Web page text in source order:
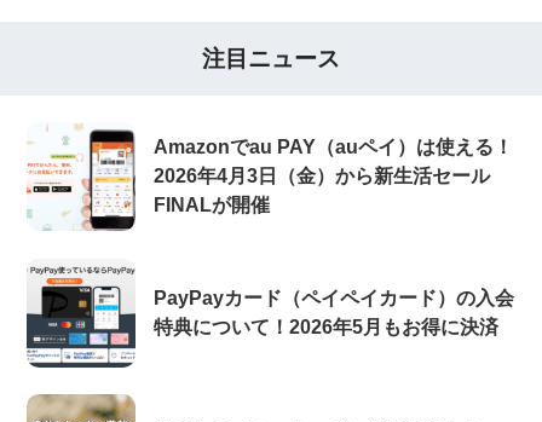
注目ニュース
Amazonでau PAY（auペイ）は使える！
2026年4月3日（金）から新生活セール
FINALが開催
PayPayカード（ペイペイカード）の入会
特典について！2026年5月もお得に決済